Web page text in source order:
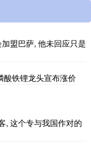
盟巴萨, 他未回应只是
酸铁锂龙头宣布涨价
, 这个专与我国作对的